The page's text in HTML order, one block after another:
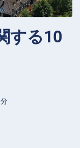
する10